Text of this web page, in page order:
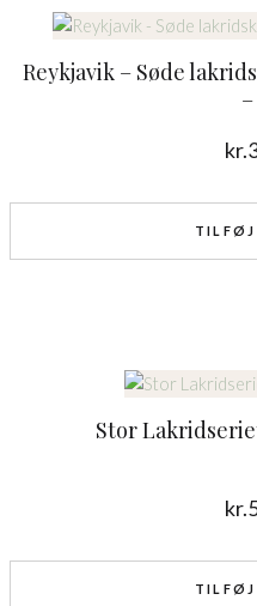
Reykjavik – Søde
kr.
TILFØJ
Stor
kr.
TILFØJ